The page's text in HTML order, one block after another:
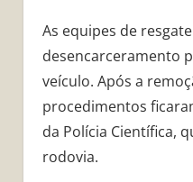
As equipes de
desencarceramento
veículo. Após a
procedimentos
da Polícia Científica,
rodovia.